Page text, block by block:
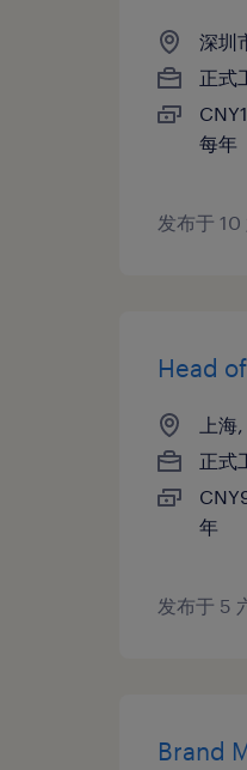
深圳
正式
每年
发布于
Head
上
正式
年
发布于 5
Brand